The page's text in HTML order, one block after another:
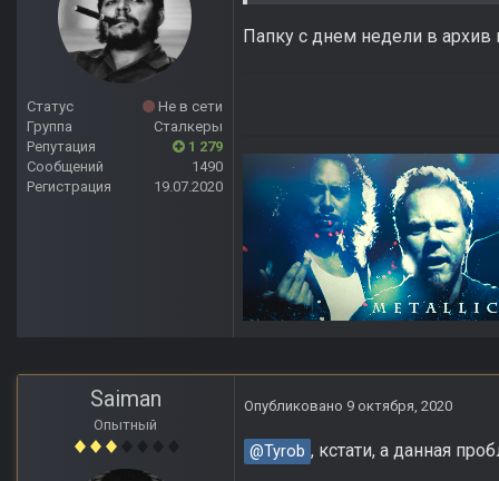
Статус
Не в сети
Группа
Сталкеры
Репутация
1 279
Сообщений
1490
Регистрация
19.07.2020
Папку с днем недели в
Saiman
Опытный
Опубликовано 9 октября, 2020
@Tyrob , кстати, а данная